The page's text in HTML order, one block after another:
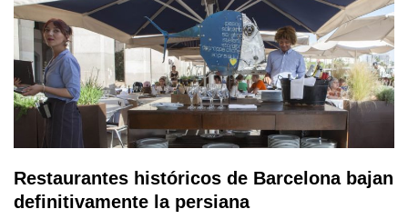
Restaurantes históricos de Barcelona bajan
definitivamente la persiana